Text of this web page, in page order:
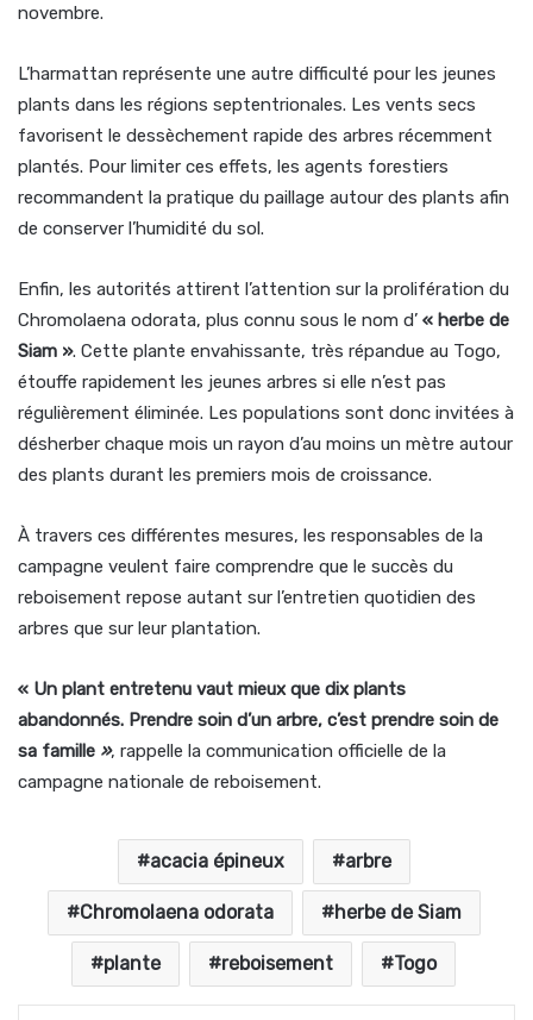
novembre.
L’harmattan représente une autre difficulté pour les jeunes
plants dans les régions septentrionales. Les vents secs
favorisent le dessèchement rapide des arbres récemment
plantés. Pour limiter ces effets, les agents forestiers
recommandent la pratique du paillage autour des plants afin
de conserver l’humidité du sol.
Enfin, les autorités attirent l’attention sur la prolifération du
Chromolaena odorata, plus connu sous le nom d’ « herbe de
Siam ». Cette plante envahissante, très répandue au Togo,
étouffe rapidement les jeunes arbres si elle n’est pas
régulièrement éliminée. Les populations sont donc invitées à
désherber chaque mois un rayon d’au moins un mètre autour
des plants durant les premiers mois de croissance.
À travers ces différentes mesures, les responsables de la
campagne veulent faire comprendre que le succès du
reboisement repose autant sur l’entretien quotidien des
arbres que sur leur plantation.
« Un plant entretenu vaut mieux que dix plants
abandonnés. Prendre soin d’un arbre, c’est prendre soin de
sa famille », rappelle la communication officielle de la
campagne nationale de reboisement.
acacia épineux arbre
Chromolaena odorata herbe de Siam
plante reboisement Togo